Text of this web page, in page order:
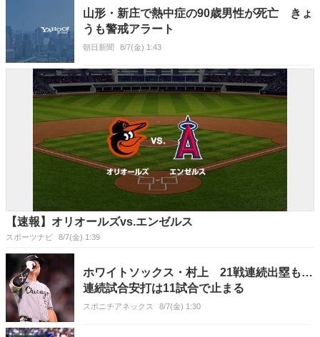
山形・新庄で熱中症の90歳男性が死亡 きょ
うも警戒アラート
朝日新聞 8/7(金) 1:43
【速報】オリオールズvs.エンゼルス
スポーツナビ 8/7(金) 1:39
ホワイトソックス・村上 21戦連続出塁も…
連続試合安打は11試合で止まる
スポニチアネックス 8/7(金) 1:30